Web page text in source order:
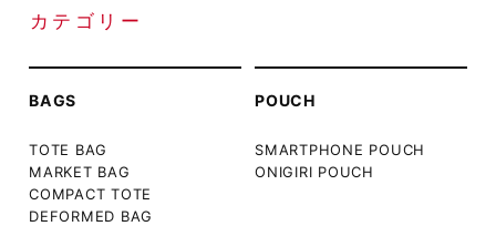
カテゴリー
BAGS
TOTE BAG
MARKET BAG
COMPACT TOTE
DEFORMED BAG
POUCH
SMARTPHONE POUCH
ONIGIRI POUCH